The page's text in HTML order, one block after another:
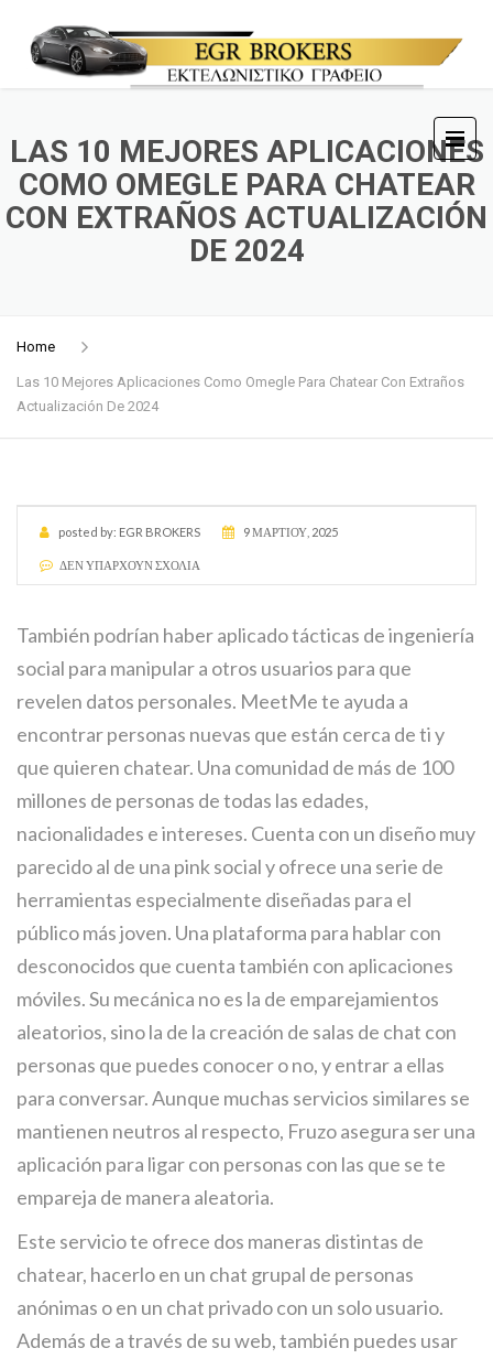
LAS 10 MEJORES APLICACIONES
COMO OMEGLE PARA CHATEAR
CON EXTRAÑOS ACTUALIZACIÓN
DE 2024
Home
Las 10 Mejores Aplicaciones Como Omegle Para Chatear Con Extraños
Actualización De 2024
posted by: EGR BROKERS 9 ΜΑΡΤΊΟΥ, 2025
ΔΕΝ ΥΠΆΡΧΟΥΝ ΣΧΌΛΙΑ
También podrían haber aplicado tácticas de ingeniería
social para manipular a otros usuarios para que
revelen datos personales. MeetMe te ayuda a
encontrar personas nuevas que están cerca de ti y
que quieren chatear. Una comunidad de más de 100
millones de personas de todas las edades,
nacionalidades e intereses. Cuenta con un diseño muy
parecido al de una pink social y ofrece una serie de
herramientas especialmente diseñadas para el
público más joven. Una plataforma para hablar con
desconocidos que cuenta también con aplicaciones
móviles. Su mecánica no es la de emparejamientos
aleatorios, sino la de la creación de salas de chat con
personas que puedes conocer o no, y entrar a ellas
para conversar. Aunque muchas servicios similares se
mantienen neutros al respecto, Fruzo asegura ser una
aplicación para ligar con personas con las que se te
empareja de manera aleatoria.
Este servicio te ofrece dos maneras distintas de
chatear, hacerlo en un chat grupal de personas
anónimas o en un chat privado con un solo usuario.
Además de a través de su web, también puedes usar